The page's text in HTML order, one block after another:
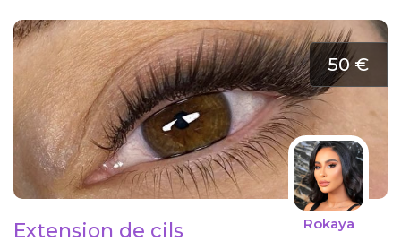
50 €
Rokaya
Extension de cils